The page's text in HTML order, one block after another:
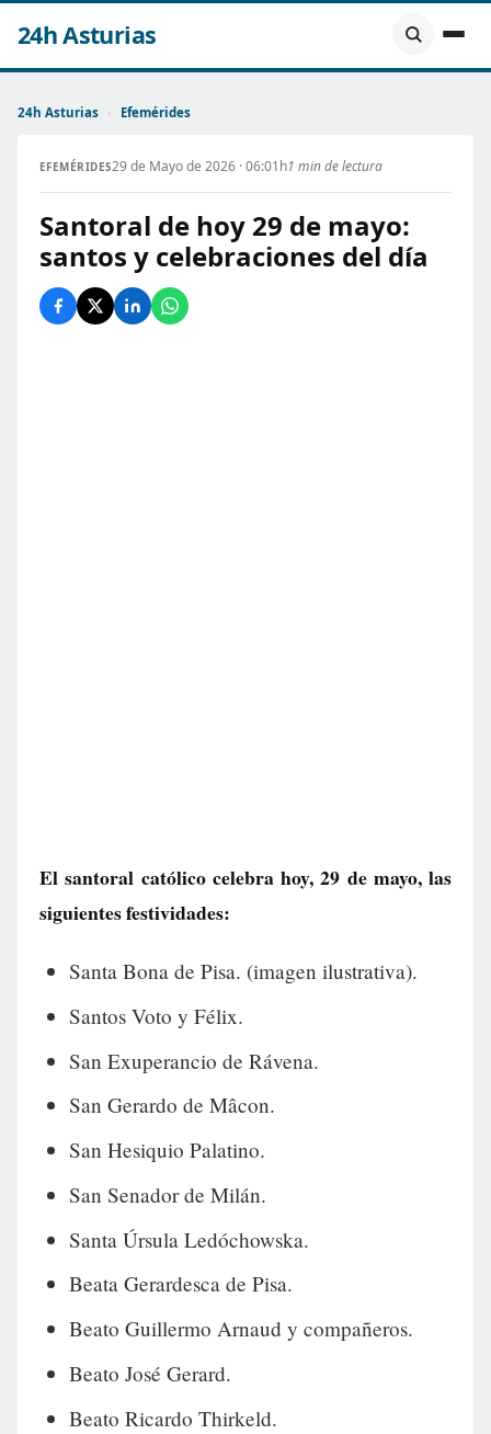
24h Asturias
24h Asturias › Efemérides
EFEMÉRIDES29 de Mayo de 2026 · 06:01h1 min de lectura
Santoral de hoy 29 de mayo:
santos y celebraciones del día
El santoral católico celebra hoy, 29 de mayo, las
siguientes festividades:
Santa Bona de Pisa. (imagen ilustrativa).
Santos Voto y Félix.
San Exuperancio de Rávena.
San Gerardo de Mâcon.
San Hesiquio Palatino.
San Senador de Milán.
Santa Úrsula Ledóchowska.
Beata Gerardesca de Pisa.
Beato Guillermo Arnaud y compañeros.
Beato José Gerard.
Beato Ricardo Thirkeld.